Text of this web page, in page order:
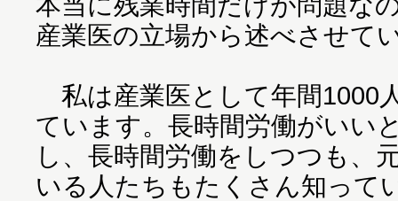
産業医の立場から述べさせて
私は産業医として年間1000
ています。長時間労働がいい
し、長時間労働をしつつも、
いる人たちもたくさん知って